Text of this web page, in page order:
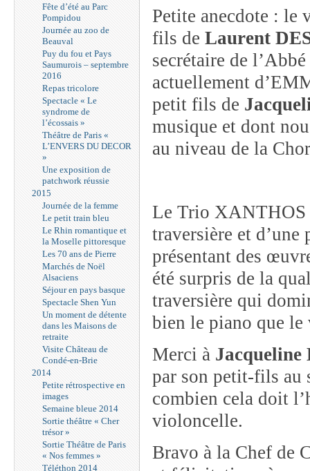
Fête d’été au Parc
Pompidou
Journée au zoo de
Beauval
Puy du fou et Pays
Saumurois – septembre
2016
Repas tricolore
Spectacle « Le
syndrome de
l’écossais »
Théâtre de Paris «
L’ENVERS DU DECOR
»
Une exposition de
patchwork réussie
2015
Journée de la femme
Le petit train bleu
Le Rhin romantique et
la Moselle pittoresque
Les 70 ans de Pierre
Marchés de Noël
Alsaciens
Séjour en pays basque
Spectacle Shen Yun
Un moment de détente
dans les Maisons de
retraite
Visite Château de
Condé-en-Brie
2014
Petite rétrospective en
images
Semaine bleue 2014
Sortie théâtre « Cher
trésor »
Sortie Théâtre de Paris
« Nos femmes »
Téléthon 2014
Petite anecdote : le
fils de Laurent
secrétaire de
actuellement
petit fils de
musique et dont
au niveau de la
Le Trio XANTHOS
traversière et d’une
présentant des
été surpris de la
traversière qui
bien le piano que
Merci à
par son petit-fils au
combien cela doit
violoncelle.
Bravo à la Chef de